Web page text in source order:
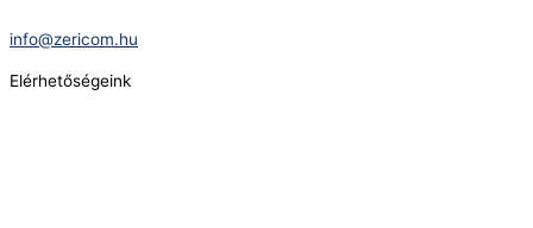
info@zericom.hu
Elérhetőségeink